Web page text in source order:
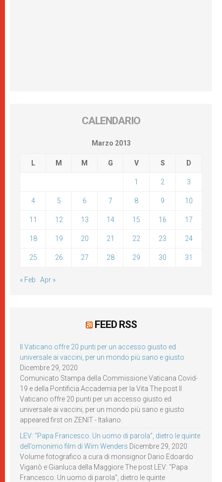
CALENDARIO
Marzo 2013
L M M G V S D
1 2 3
4 5 6 7 8 9 10
11 12 13 14 15 16 17
18 19 20 21 22 23 24
25 26 27 28 29 30 31
« Feb Apr »
FEED RSS
Il Vaticano offre 20 punti per un accesso giusto ed
universale ai vaccini, per un mondo più sano e giusto
Dicembre 29, 2020
Comunicato Stampa della Commissione Vaticana Covid-
19 e della Pontificia Accademia per la Vita The post Il
Vaticano offre 20 punti per un accesso giusto ed
universale ai vaccini, per un mondo più sano e giusto
appeared first on ZENIT - Italiano.
LEV: “Papa Francesco. Un uomo di parola”, dietro le quinte
dell’omonimo film di Wim Wenders Dicembre 29, 2020
Volume fotografico a cura di monsignor Dario Edoardo
Viganò e Gianluca della Maggiore The post LEV: “Papa
Francesco. Un uomo di parola”, dietro le quinte